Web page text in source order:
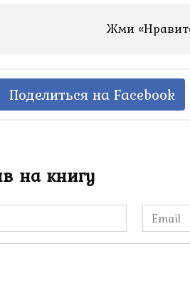
Жми
Поделиться на Facebook
на книгу
Email
*